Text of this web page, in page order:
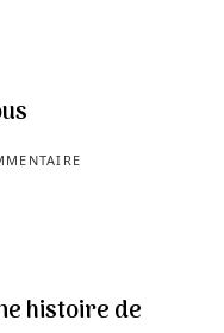
histoire de